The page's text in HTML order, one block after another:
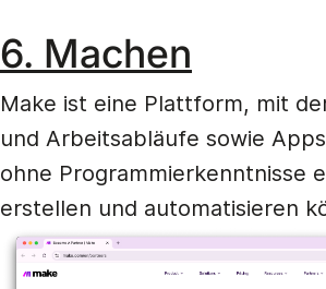
6. Machen
Make ist eine Plattform, mit
und Arbeitsabläufe sowie
ohne Programmierkenntnisse
erstellen und automatisieren